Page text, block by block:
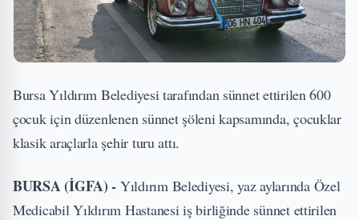
Bursa Yıldırım Belediyesi tarafından sünnet ettirilen 600
çocuk için düzenlenen sünnet şöleni kapsamında, çocuklar
klasik araçlarla şehir turu attı.
BURSA (İGFA) - Yıldırım Belediyesi, yaz aylarında Özel
Medicabil Yıldırım Hastanesi iş birliğinde sünnet ettirilen